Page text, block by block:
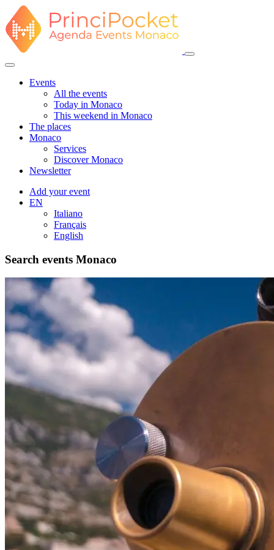
Events
All the events
Today in Monaco
This weekend in Monaco
The places
Monaco
Services
Discover Monaco
Newsletter
Add your event
EN
Italiano
Français
English
Search events Monaco